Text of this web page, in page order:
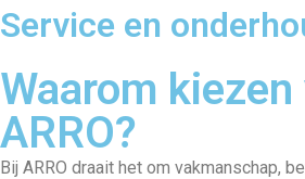
Service en
Waarom
ARRO?
Bij ARRO draait het om vakmanschap,